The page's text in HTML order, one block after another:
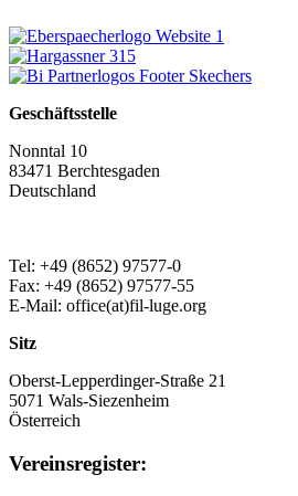
Geschäftsstelle
Nonntal 10
83471 Berchtesgaden
Deutschland
Tel: +49 (8652) 97577-0
Fax: +49 (8652) 97577-55
E-Mail: office(at)fil-luge.org
Sitz
Oberst-Lepperdinger-Straße 21
5071 Wals-Siezenheim
Österreich
Vereinsregister: